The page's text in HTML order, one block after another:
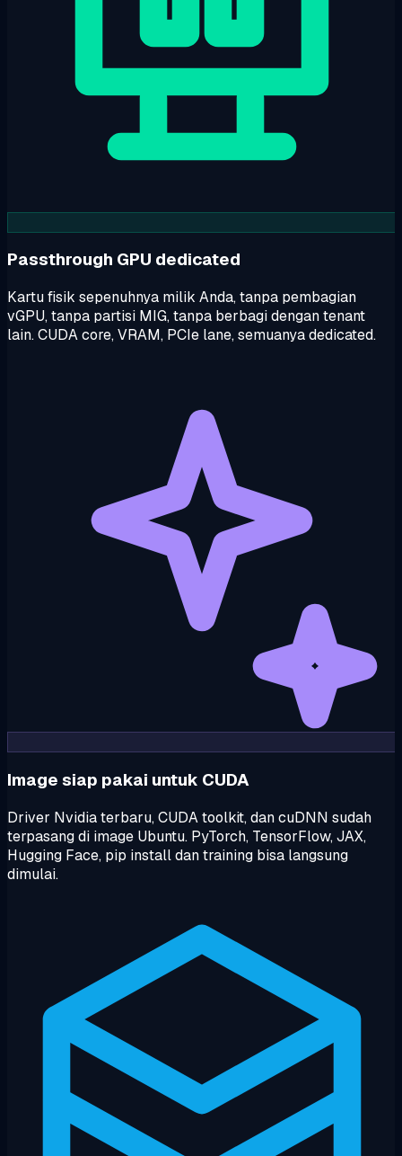
Passthrough GPU dedicated
Kartu fisik sepenuhnya milik Anda, tanpa pembagian
vGPU, tanpa partisi MIG, tanpa berbagi dengan tenant
lain. CUDA core, VRAM, PCIe lane, semuanya dedicated.
Image siap pakai untuk CUDA
Driver Nvidia terbaru, CUDA toolkit, dan cuDNN sudah
terpasang di image Ubuntu. PyTorch, TensorFlow, JAX,
Hugging Face, pip install dan training bisa langsung
dimulai.